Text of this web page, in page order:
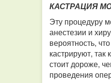
КАСТРАЦИЯ
Эту процедуру
анестезии и
вероятность,
кастрируют,
стоит дороже,
проведения